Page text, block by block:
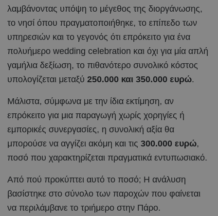
λαμβάνοντας υπόψη το μέγεθος της διοργάνωσης,
το νησί όπου πραγματοποιήθηκε, το επίπεδο των
υπηρεσιών και το γεγονός ότι επρόκειτο για ένα
πολυήμερο wedding celebration και όχι για μία απλή
γαμήλια δεξίωση, το πιθανότερο συνολικό κόστος
υπολογίζεται μεταξύ 250.000 και 350.000 ευρώ.
Μάλιστα, σύμφωνα με την ίδια εκτίμηση, αν
επρόκειτο για μια παραγωγή χωρίς χορηγίες ή
εμπορικές συνεργασίες, η συνολική αξία θα
μπορούσε να αγγίζει ακόμη και τις 300.000 ευρώ,
ποσό που χαρακτηρίζεται πραγματικά εντυπωσιακό.
Από πού προκύπτει αυτό το ποσό; Η ανάλυση
βασίστηκε στο σύνολο των παροχών που φαίνεται
να περιλάμβανε το τριήμερο στην Πάρο.